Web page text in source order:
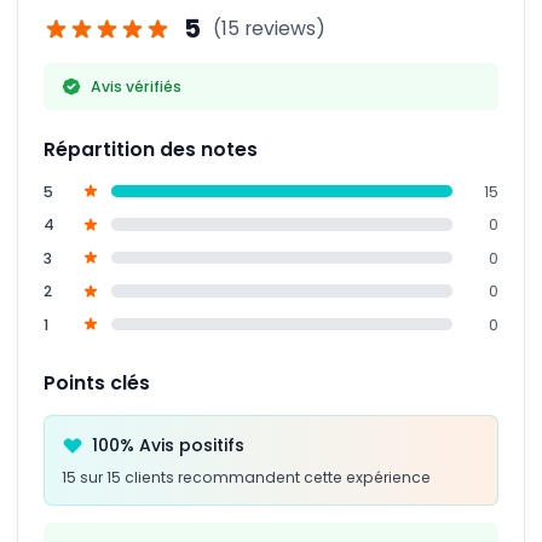
5 (15 reviews)
Avis vérifiés
Répartition des notes
5
15
4
0
3
0
2
0
1
0
Points clés
100% Avis positifs
15 sur 15 clients recommandent cette expérience